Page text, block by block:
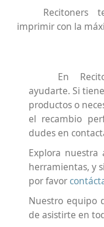
Recitoners
imprimir con la
En
ayudarte. Si
productos o
el recambio
dudes en
Explora
herramientas, y
por favor
Nuestro equipo
de asistirte en